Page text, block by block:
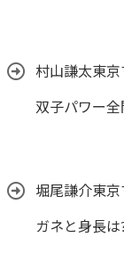
村山謙太東
双子パワー全
堀尾謙介東
ガネと身長は